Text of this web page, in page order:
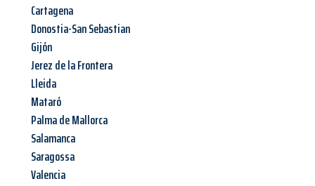
Cartagena
Donostia-San Sebastian
Gijón
Jerez de la Frontera
Lleida
Mataró
Palma de Mallorca
Salamanca
Saragossa
Valencia